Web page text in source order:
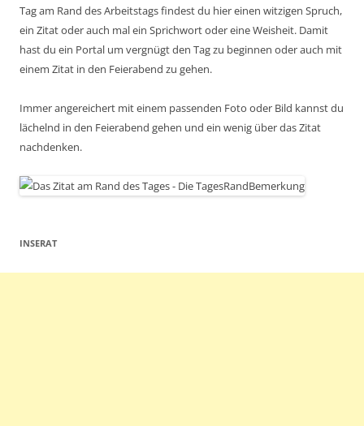
Tag am Rand des Arbeitstags findest du hier einen witzigen Spruch,
ein Zitat oder auch mal ein Sprichwort oder eine Weisheit. Damit
hast du ein Portal um vergnügt den Tag zu beginnen oder auch mit
einem Zitat in den Feierabend zu gehen.
Immer angereichert mit einem passenden Foto oder Bild kannst du
lächelnd in den Feierabend gehen und ein wenig über das Zitat
nachdenken.
INSERAT